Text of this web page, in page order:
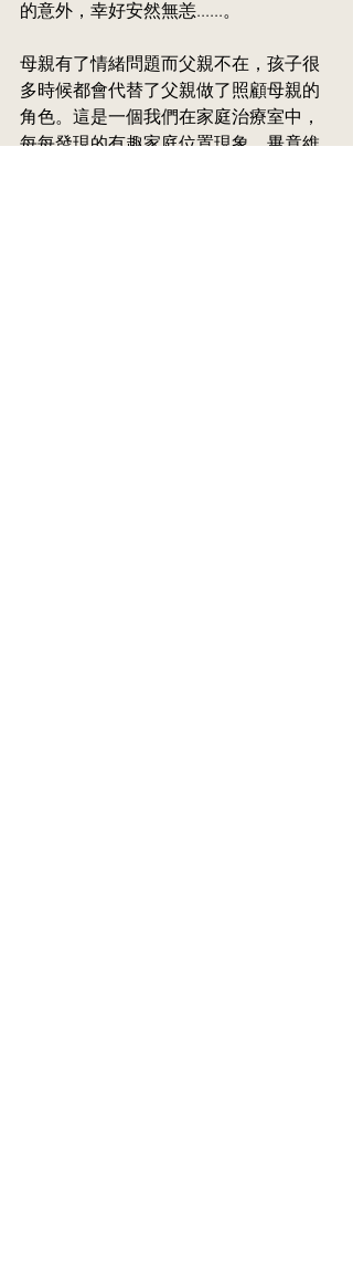
的意外，幸好安然無恙......。
母親有了情緒問題而父親不在，孩子很
多時候都會代替了父親做了照顧母親的
角色。這是一個我們在家庭治療室中，
每每發現的有趣家庭位置現象。畢竟維